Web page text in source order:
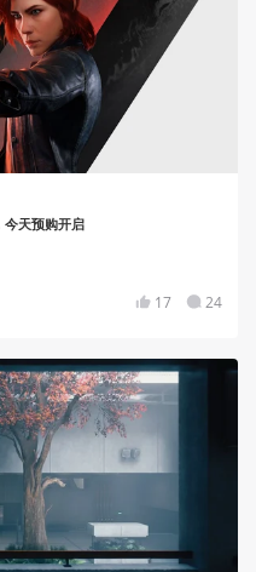
天预购开启
17 24